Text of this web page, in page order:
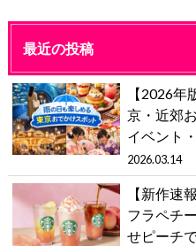
最近の投稿
【2026
京・近郊
イベント
2026.03.14
【新作速
フラペチ
せピーチ